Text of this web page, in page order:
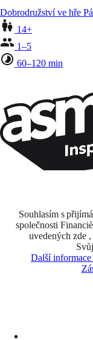
Dobrodružství ve hře
14+
1–5
60–120 min
Přihlašuji se k
na základě
Souhlasím s
společnosti
uvedených zde
Další informace